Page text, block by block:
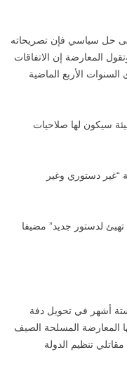
حل سياسي فإن تصريحاته
المعارضة إن الاتفاقات
الأربع الماضية
سيكون لها صلاحيات
“غير دستوري وغير
لدستور جديد” مضيفا
أشهر في تحويل دفة
المعارضة المسلحة الصيف
تنظيم الدولة